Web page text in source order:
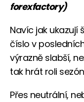
forexfactory)
Navíc jak ukazují
číslo v
výrazně slabší,
tak hrát roli
Přes neutrální,